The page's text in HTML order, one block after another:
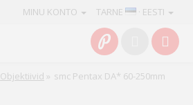
TARNE · EESTI
MINU KONTO
Objektiivid » smc Pentax DA* 60-250mm